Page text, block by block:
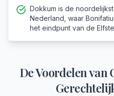
Dokkum is de
Nederland, waar
het eindpunt van de
De Voordelen van